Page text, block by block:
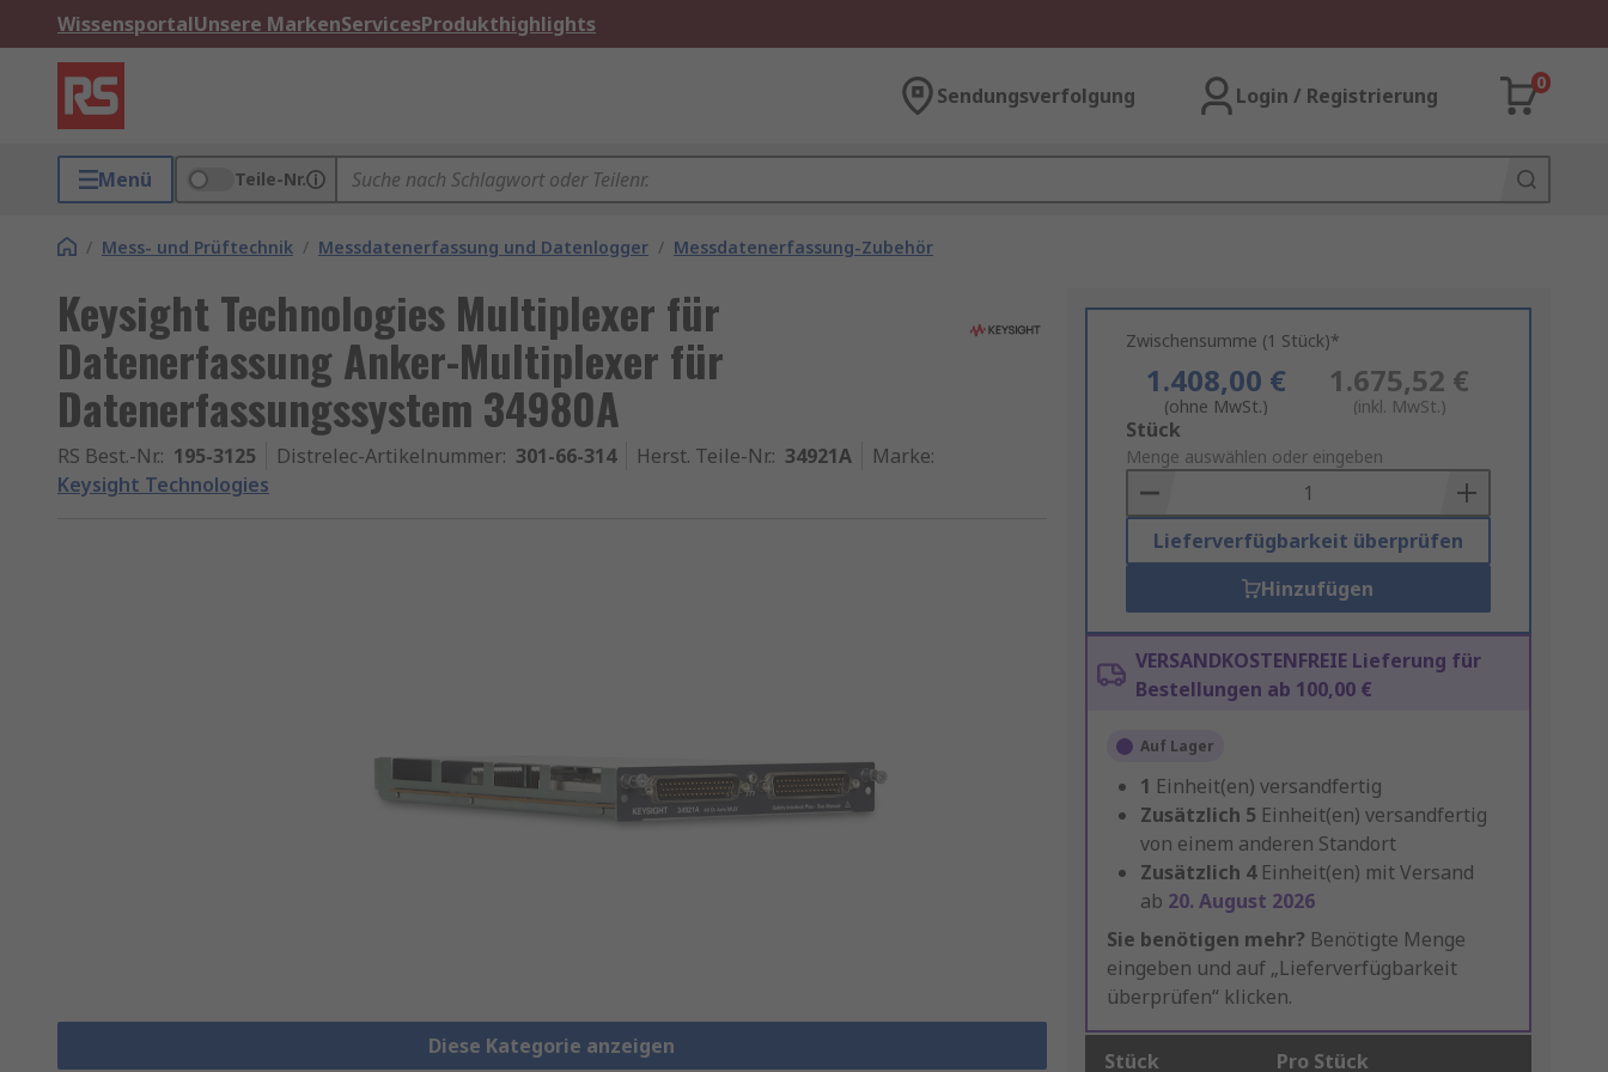
WissensportalUnsere MarkenServicesProdukthighlights
Sendungsverfolgung Login / Registrierung
0
Menü Teile-Nr.
/ Mess- und Prüftechnik / Messdatenerfassung und Datenlogger / Messdatenerfassung-Zubehör
Keysight Technologies Multiplexer für
Datenerfassung Anker-Multiplexer für
Datenerfassungssystem 34980A
RS Best.-Nr.: 195-3125 Distrelec-Artikelnummer: 301-66-314 Herst. Teile-Nr.: 34921A Marke:
Keysight Technologies
Diese Kategorie anzeigen
Zwischensumme (1 Stück)*
1.408,00 €
(ohne MwSt.)
1.675,52 €
(inkl. MwSt.)
Add
to
Basket
Stück
Menge auswählen oder eingeben
Lieferverfügbarkeit überprüfen
Hinzufügen
VERSANDKOSTENFREIE Lieferung für
Bestellungen ab 100,00 €
Auf Lager
1 Einheit(en) versandfertig
Zusätzlich 5 Einheit(en) versandfertig
von einem anderen Standort
Zusätzlich 4 Einheit(en) mit Versand
ab 20. August 2026
Sie benötigen mehr? Benötigte Menge
eingeben und auf „Lieferverfügbarkeit
überprüfen“ klicken.
Stück Pro Stück